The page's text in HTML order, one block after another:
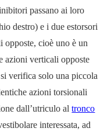
passano ai loro
destro) e i due estorsori
cioè uno è un
azioni verticali opposte
verifica solo una piccola
azioni torsionali
dall’utriculo altronco
interessata, ad